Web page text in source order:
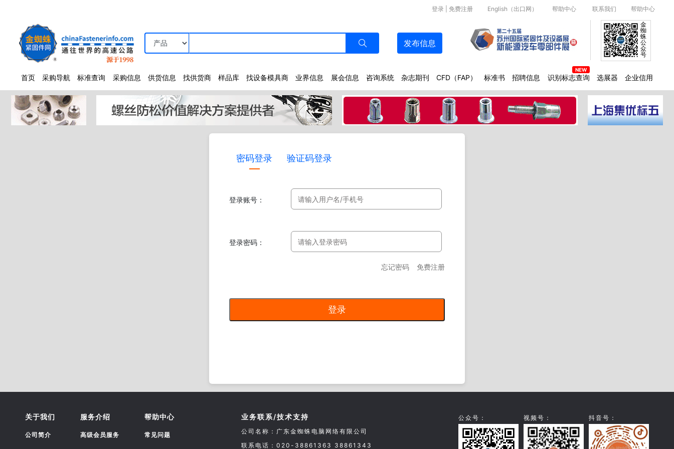
English（出口网） 帮助中心 联系我们 帮助中心
登录 免费注册
发布信息
首页 采购导航 标准查询 采购信息 供货信息 找供货商 样品库 找设备模具商 业界信息 展会信息 咨询系统 杂志期刊 CFD（FAP） 标准书 招聘信息 识别标志查询 选展器 企业信用
金
蜘
蛛
公
众
号
密码登录 验证码登录
登录账号：
登录密码：
忘记密码 免费注册
关于我们
公司简介
服务介绍
高级会员服务
帮助中心
常见问题
业务联系/技术支持
公司名称：广东金蜘蛛电脑网络有限公司
联系电话：020-38861363 38861343
公众号： 视频号： 抖音号：